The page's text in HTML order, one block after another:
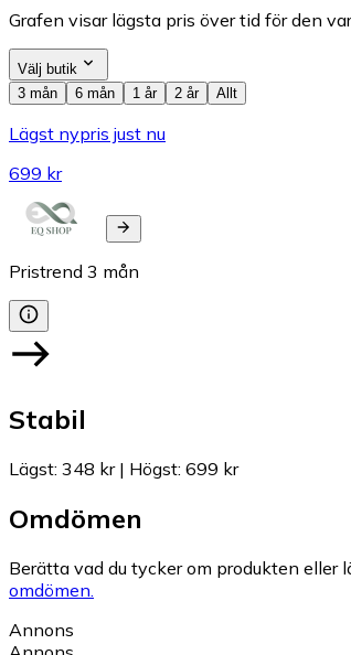
Grafen visar lägsta pris över tid för den
Välj butik
3 mån
6 mån 1 år 2 år Allt
Lägst nypris just nu
699 kr
Pristrend 3 mån
Stabil
Lägst: 348 kr| Högst: 699 kr
Omdömen
Berätta vad du tycker om produkten eller
omdömen.
Annons